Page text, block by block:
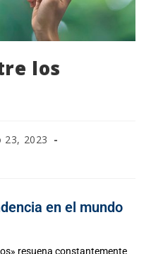
los
23, 2023
en el mundo
resuena constantemente